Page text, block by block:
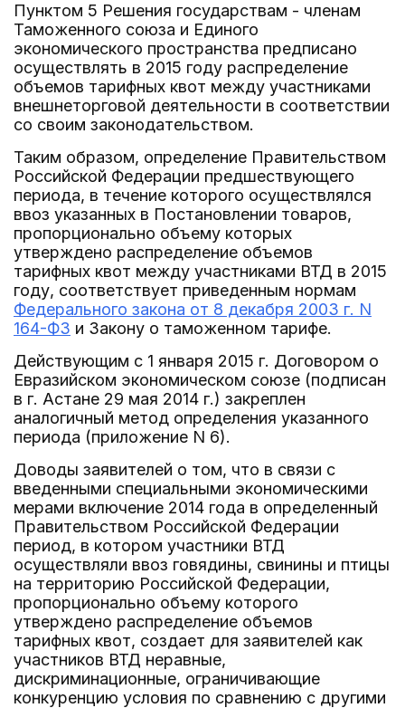
Пунктом 5 Решения государствам - членам
Таможенного союза и Единого
экономического пространства предписано
осуществлять в 2015 году распределение
объемов тарифных квот между участниками
внешнеторговой деятельности в соответствии
со своим законодательством.
Таким образом, определение Правительством
Российской Федерации предшествующего
периода, в течение которого осуществлялся
ввоз указанных в Постановлении товаров,
пропорционально объему которых
утверждено распределение объемов
тарифных квот между участниками ВТД в 2015
году, соответствует приведенным нормам
Федерального закона от 8 декабря 2003 г. N
164-ФЗ и Закону о таможенном тарифе.
Действующим с 1 января 2015 г. Договором о
Евразийском экономическом союзе (подписан
в г. Астане 29 мая 2014 г.) закреплен
аналогичный метод определения указанного
периода (приложение N 6).
Доводы заявителей о том, что в связи с
введенными специальными экономическими
мерами включение 2014 года в определенный
Правительством Российской Федерации
период, в котором участники ВТД
осуществляли ввоз говядины, свинины и птицы
на территорию Российской Федерации,
пропорционально объему которого
утверждено распределение объемов
тарифных квот, создает для заявителей как
участников ВТД неравные,
дискриминационные, ограничивающие
конкуренцию условия по сравнению с другими